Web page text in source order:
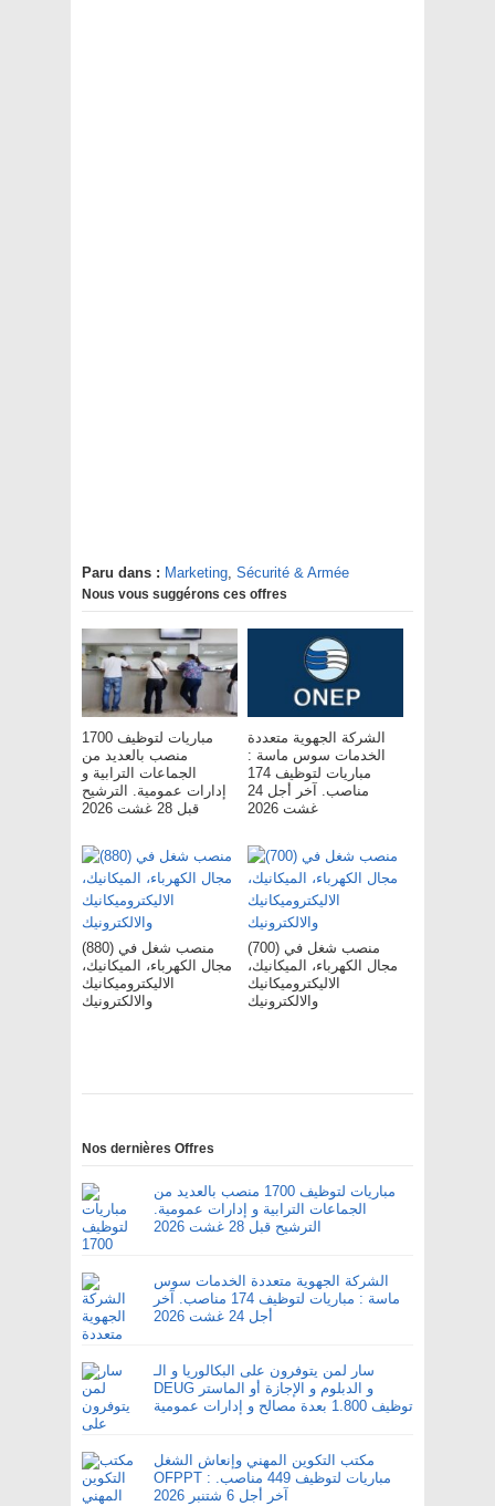
Paru dans : Marketing, Sécurité & Armée
Nous vous suggérons ces offres
مباريات لتوظيف 1700
منصب بالعديد من
الجماعات الترابية و
إدارات عمومية. الترشيح
قبل 28 غشت 2026
الشركة الجهوية متعددة
الخدمات سوس ماسة :
مباريات لتوظيف 174
مناصب. آخر أجل 24
غشت 2026
(880) منصب شغل في
مجال الكهرباء، الميكانيك،
الاليكتروميكانيك
والالكترونيك
(700) منصب شغل في
مجال الكهرباء، الميكانيك،
الاليكتروميكانيك
والالكترونيك
Nos dernières Offres
مباريات لتوظيف 1700 منصب بالعديد من
الجماعات الترابية و إدارات عمومية.
الترشيح قبل 28 غشت 2026
الشركة الجهوية متعددة الخدمات سوس
ماسة : مباريات لتوظيف 174 مناصب. آخر
أجل 24 غشت 2026
سار لمن يتوفرون على البكالوريا و الـ
DEUG و الدبلوم و الإجازة أو الماستر
توظيف 1.800 بعدة مصالح و إدارات عمومية
مكتب التكوين المهني وإنعاش الشغل
OFPPT : مباريات لتوظيف 449 مناصب.
آخر أجل 6 شتنبر 2026